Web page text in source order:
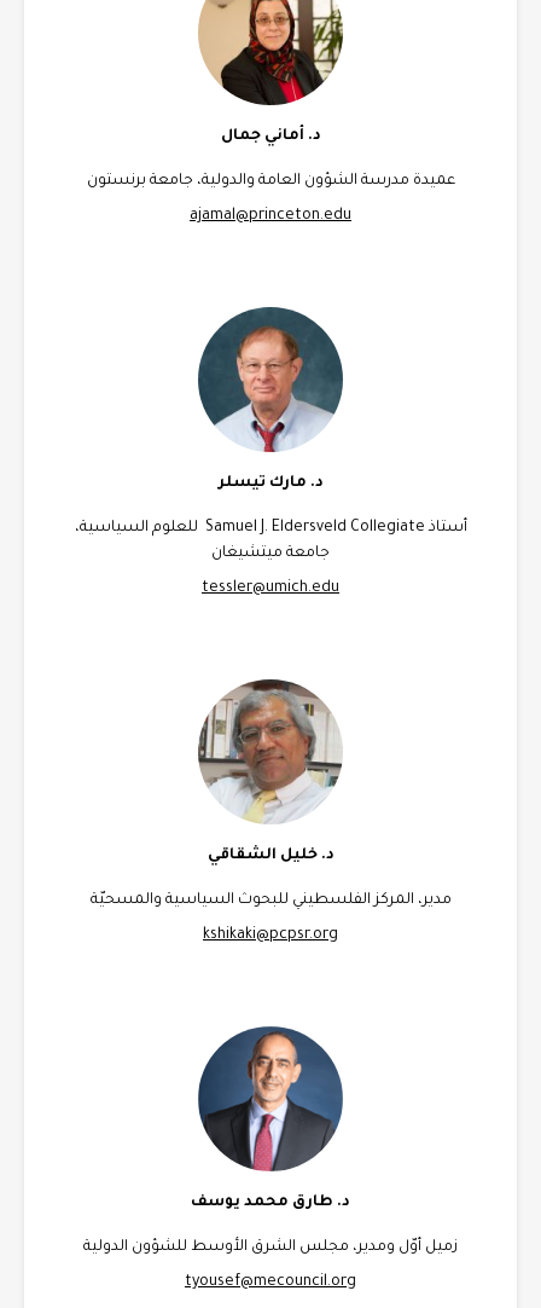
د. أماني جمال
عميدة مدرسة الشؤون العامة والدولية، جامعة برنستون
ajamal@princeton.edu
د. مارك تيسلر
أستاذ Samuel J. Eldersveld Collegiate للعلوم السياسية،
جامعة ميتشيغان
tessler@umich.edu
د. خليل الشقاقي
مدير، المركز الفلسطيني للبحوث السياسية والمسحيّة
kshikaki@pcpsr.org
د. طارق محمد يوسف
زميل أوّل ومدير، مجلس الشرق الأوسط للشؤون الدولية
tyousef@mecouncil.org